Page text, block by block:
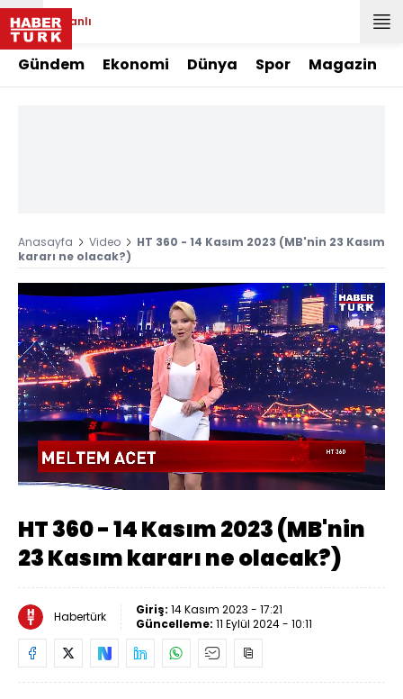
Canlı
Gündem Ekonomi Dünya Spor Magazin
Anasayfa Video
HT 360 - 14 Kasım 2023 (MB'nin 23 Kasım
kararı ne olacak?)
Sesi
Aç
Yüklendi:
0.75%
Oynatma
Hızı
HT 360 - 14 Kasım 2023 (MB'nin
23 Kasım kararı ne olacak?)
Habertürk Giriş: 14 Kasım 2023 - 17:21
Güncelleme: 11 Eylül 2024 - 10:11